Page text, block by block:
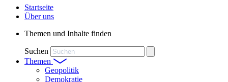
Startseite
Über uns
Themen und Inhalte finden
Suchen
Themen
Geopolitik
Demokratie